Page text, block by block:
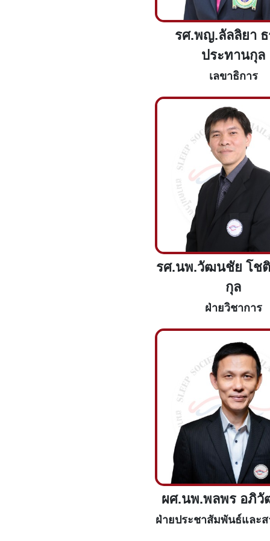
รศ.พญ.ลัลลิยา
ประทานกุล
เลขาธิการ
รศ.นพ.วัฒนชัย โช
กุล
ฝ่ายวิชาการ
ผศ.นพ.พลพร อภิวั
ฝ่ายประชาสัมพันธ์และส